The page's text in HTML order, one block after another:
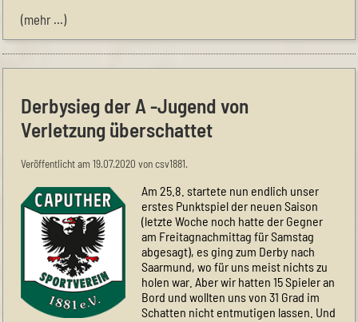
(mehr …)
Derbysieg der A -Jugend von
Verletzung überschattet
Veröffentlicht am 19.07.2020 von csv1881.
Am 25.8. startete nun endlich unser
erstes Punktspiel der neuen Saison
(letzte Woche noch hatte der Gegner
am Freitagnachmittag für Samstag
abgesagt), es ging zum Derby nach
Saarmund, wo für uns meist nichts zu
holen war. Aber wir hatten 15 Spieler an
Bord und wollten uns von 31 Grad im
Schatten nicht entmutigen lassen. Und